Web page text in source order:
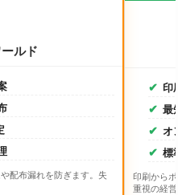
ルド
配布漏れを防ぎます。失
印
最
オ
標
印刷から
重視の経